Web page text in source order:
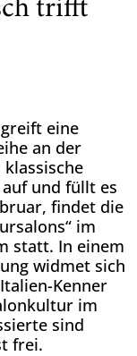
trifft
eine
an der
und füllt es
findet die
im
statt. In einem
widmet sich
Kenner
im
sind
frei.